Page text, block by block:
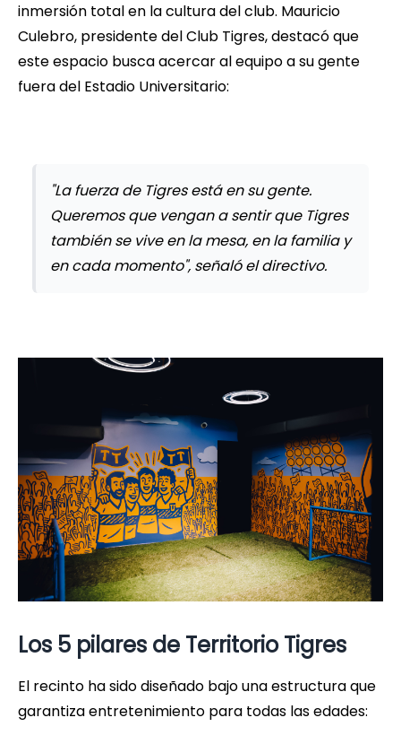
inmersión total en la cultura del club. Mauricio
Culebro, presidente del Club Tigres, destacó que
este espacio busca acercar al equipo a su gente
fuera del Estadio Universitario:
"La fuerza de Tigres está en su gente.
Queremos que vengan a sentir que Tigres
también se vive en la mesa, en la familia y
en cada momento", señaló el directivo.
Los 5 pilares de Territorio Tigres
El recinto ha sido diseñado bajo una estructura que
garantiza entretenimiento para todas las edades: